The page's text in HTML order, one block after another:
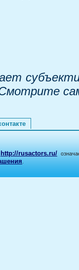
http://rusactors.ru/